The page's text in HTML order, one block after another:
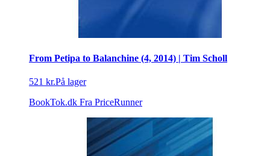
From Petipa to Balanchine (4, 2014) | Tim Scholl
521 kr.På lager
BookTok.dk Fra PriceRunner